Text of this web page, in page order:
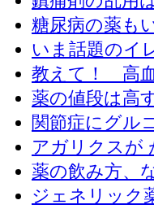
糖尿病の薬も
いま話題のイ
教えて！ 高
薬の値段は高
関節症にグル
アガリクスが
薬の飲み方、
ジェネリック